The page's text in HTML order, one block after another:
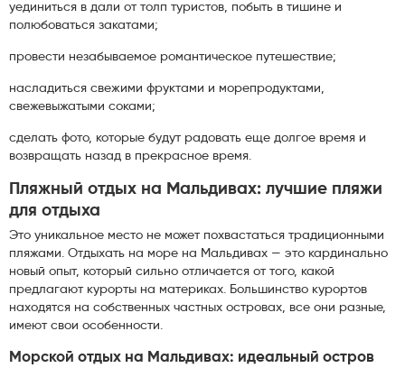
уединиться в дали от толп туристов, побыть в тишине и
полюбоваться закатами;
провести незабываемое романтическое путешествие;
насладиться свежими фруктами и морепродуктами,
свежевыжатыми соками;
сделать фото, которые будут радовать еще долгое время и
возвращать назад в прекрасное время.
Пляжный отдых на Мальдивах: лучшие пляжи
для отдыха
Это уникальное место не может похвастаться традиционными
пляжами. Отдыхать на море на Мальдивах — это кардинально
новый опыт, который сильно отличается от того, какой
предлагают курорты на материках. Большинство курортов
находятся на собственных частных островах, все они разные,
имеют свои особенности.
Морской отдых на Мальдивах: идеальный остров